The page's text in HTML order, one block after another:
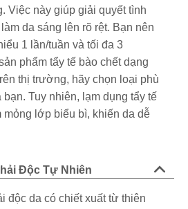
Việc này giúp giải quyết tình
da sáng lên rõ rệt. Bạn nên
1 lần/tuần và tối đa 3
phẩm tẩy tế bào chết dạng
thị trường, hãy chọn loại phù
Tuy nhiên, lạm dụng tẩy tế
mỏng lớp biểu bì, khiến da dễ
Độc Tự Nhiên
độc da có chiết xuất từ thiên